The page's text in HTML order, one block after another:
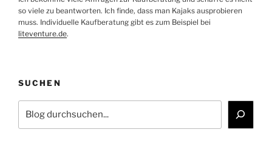
so viele zu beantworten. Ich finde, dass man Kajaks ausprobieren
muss. Individuelle Kaufberatung gibt es zum Beispiel bei
liteventure.de.
SUCHEN